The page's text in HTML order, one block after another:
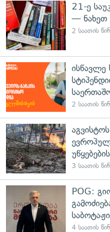
21-ე
— ნახეთ
2 საათის წინ
ისწავლე
2 საათის წინ
3 საათის წინ
POG:
4 საათის წინ